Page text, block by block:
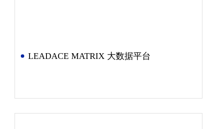
LEADACE MATRIX 大数据平台